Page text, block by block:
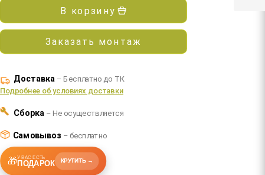
В корзину
Заказать монтаж
Доставка – Бесплатно до ТК
Подробнее об условиях доставки
Сборка – Не осуществляется
Самовывоз – бесплатно
🎁У ВАС ЕСТЬ
ПОДАРОК КРУТИТЬ →